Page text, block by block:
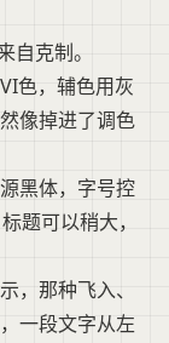
自克制。
色，辅色用灰
像掉进了调色
黑体，字号控
题可以稍大，
，那种飞入、
一段文字从左